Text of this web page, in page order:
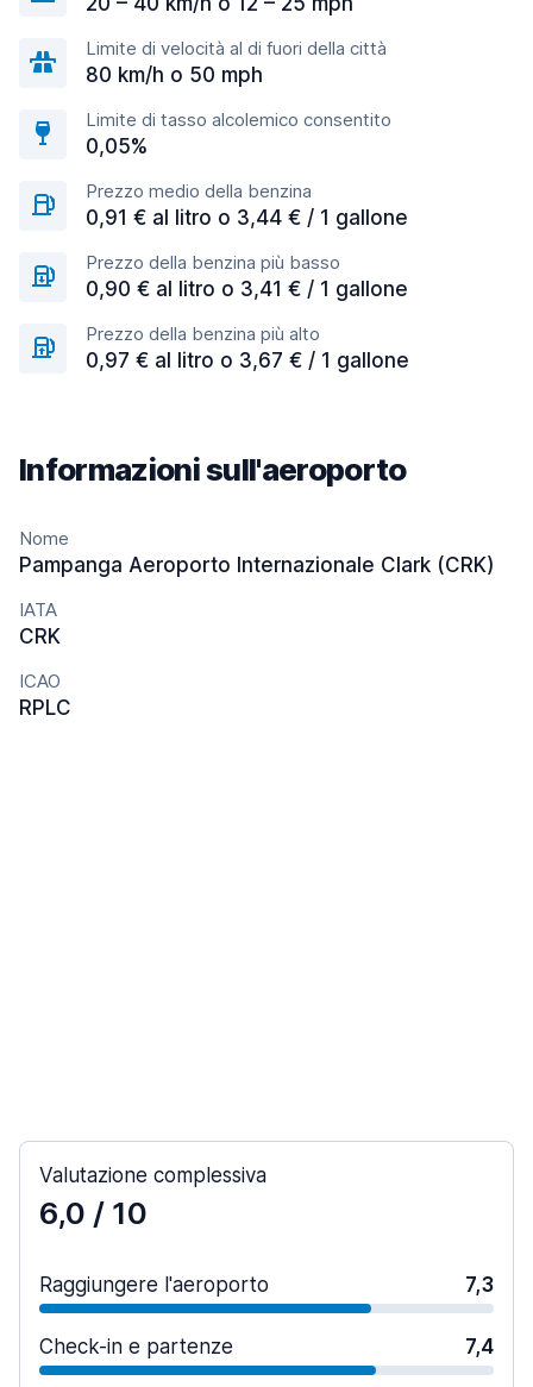
Limite di velocità al di fuori della città
80 km/h o 50 mph
Limite di tasso alcolemico consentito
0,05%
Prezzo medio della benzina
0,91 € al litro o 3,44 € / 1 gallone
Prezzo della benzina più basso
0,90 € al litro o 3,41 € / 1 gallone
Prezzo della benzina più alto
0,97 € al litro o 3,67 € / 1 gallone
Informazioni sull'aeroporto
Nome
Pampanga Aeroporto Internazionale Clark (CRK)
IATA
CRK
ICAO
RPLC
Valutazione complessiva
6,0 / 10
Raggiungere l'aeroporto 7,3
Check-in e partenze 7,4